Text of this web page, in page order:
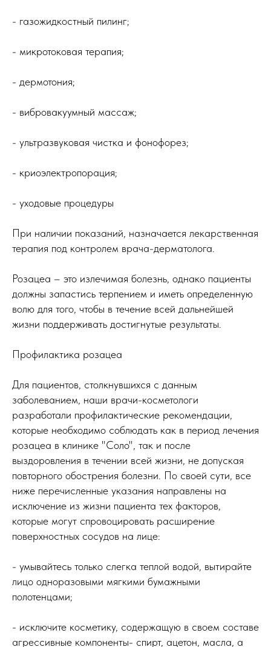
- газожидкостный пилинг;
- микротоковая терапия;
- дермотония;
- вибровакуумный массаж;
- ультразвуковая чистка и фонофорез;
- криоэлектропорация;
- уходовые процедуры
При наличии показаний, назначается лекарственная
терапия под контролем врача-дерматолога.
Розацеа – это излечимая болезнь, однако пациенты
должны запастись терпением и иметь определенную
волю для того, чтобы в течение всей дальнейшей
жизни поддерживать достигнутые результаты.
Профилактика розацеа
Для пациентов, столкнувшихся с данным
заболеванием, наши врачи-косметологи
разработали профилактические рекомендации,
которые необходимо соблюдать как в период лечения
розацеа в клинике "Соло", так и после
выздоровления в течении всей жизни, не допуская
повторного обострения болезни. По своей сути, все
ниже перечисленные указания направлены на
исключение из жизни пациента тех факторов,
которые могут спровоцировать расширение
поверхностных сосудов на лице:
- умывайтесь только слегка теплой водой, вытирайте
лицо одноразовыми мягкими бумажными
полотенцами;
- исключите косметику, содержащую в своем составе
агрессивные компоненты- спирт, ацетон, масла, а